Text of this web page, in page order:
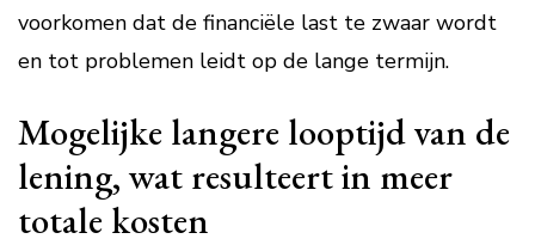
voorkomen dat de financiële last te zwaar wordt
en tot problemen leidt op de lange termijn.
Mogelijke langere looptijd van de
lening, wat resulteert in meer
totale kosten